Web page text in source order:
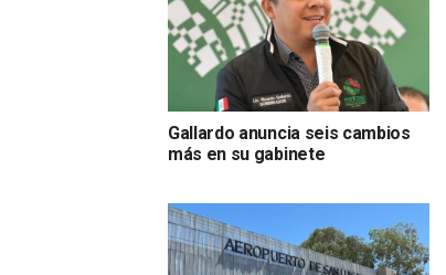
Gallardo anuncia seis cambios
más en su gabinete